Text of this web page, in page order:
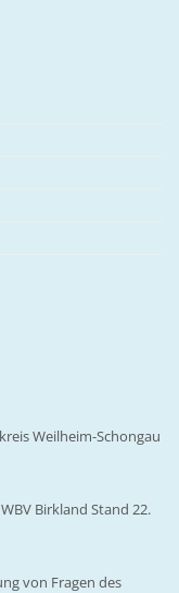
Weilheim-Schongau
Birkland Stand 22.
von Fragen des